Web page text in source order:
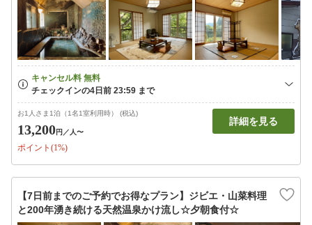
お1人さま1泊（1名1室利用時） (税込)
13,200円 ／人〜
ポイント(1%)
詳細を見る
【7日前までのご予約でお得なプラン】ジビエ・山菜料理
と200年湧き続ける天然温泉かけ流し☆夕朝食付☆